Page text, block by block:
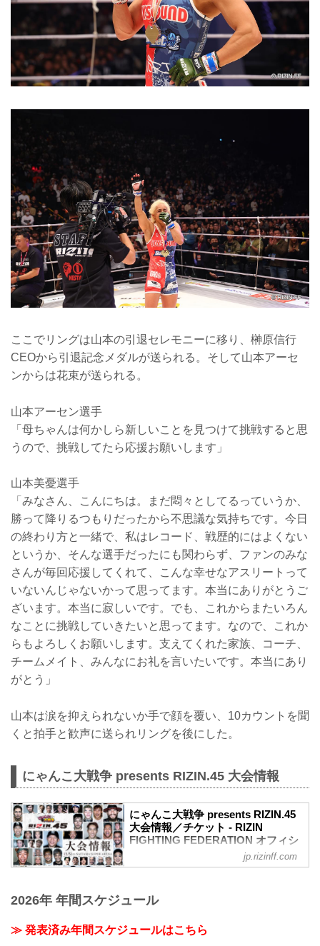
ここでリングは山本の引退セレモニーに移り、榊原信行
CEOから引退記念メダルが送られる。そして山本アーセ
ンからは花束が送られる。
山本アーセン選手
「母ちゃんは何かしら新しいことを見つけて挑戦すると思
うので、挑戦してたら応援お願いします」
山本美憂選手
「みなさん、こんにちは。まだ悶々としてるっていうか、
勝って降りるつもりだったから不思議な気持ちです。今日
の終わり方と一緒で、私はレコード、戦歴的にはよくない
というか、そんな選手だったにも関わらず、ファンのみな
さんが毎回応援してくれて、こんな幸せなアスリートって
いないんじゃないかって思ってます。本当にありがとうご
ざいます。本当に寂しいです。でも、これからまたいろん
なことに挑戦していきたいと思ってます。なので、これか
らもよろしくお願いします。支えてくれた家族、コーチ、
チームメイト、みんなにお礼を言いたいです。本当にあり
がとう」
山本は涙を抑えられないか手で顔を覆い、10カウントを聞
くと拍手と歓声に送られリングを後にした。
にゃんこ大戦争 presents RIZIN.45 大会情報
にゃんこ大戦争 presents RIZIN.45
大会情報／チケット - RIZIN
FIGHTING FEDERATION オフィシ
せ
定致しました。
にゃんこ大戦争 | ポノス株式会社
jp.rizinff.com
2026年 年間スケジュール
≫ 発表済み年間スケジュールはこちら